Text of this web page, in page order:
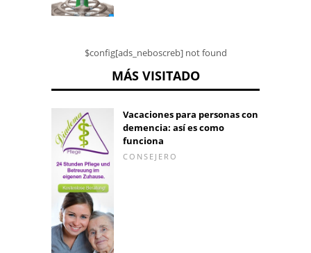
$config[ads_neboscreb] not found
MÁS VISITADO
Vacaciones para personas con
demencia: así es como
funciona
CONSEJERO